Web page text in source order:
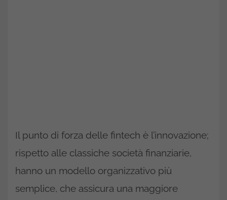
Il punto di forza delle fintech è l’innovazione;
rispetto alle classiche società finanziarie,
hanno un modello organizzativo più
semplice, che assicura una maggiore